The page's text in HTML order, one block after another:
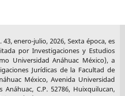
43, enero-julio, 2026, Sexta época, es
por Investigaciones y Estudios
Universidad Anáhuac México), a
Jurídicas de la Facultad de
México, Avenida Universidad
C.P. 52786, Huixquilucan,